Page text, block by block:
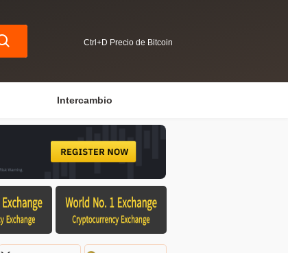
Ctrl+D Precio de Bitcoin
Intercambio